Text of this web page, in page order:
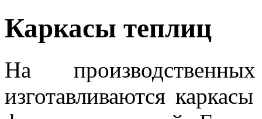
Каркасы теплиц
На
изготавливаются